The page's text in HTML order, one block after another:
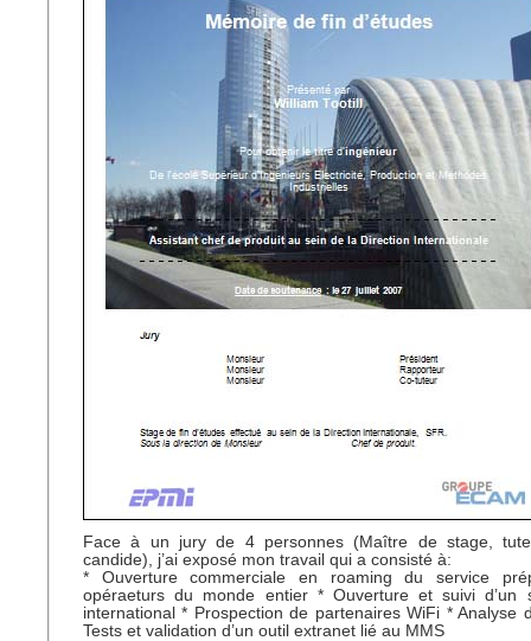
Face à un jury de 4 personnes (Maître de stage,
candide), j’ai exposé mon travail qui a consisté à:
* Ouverture commerciale en roaming du service
opéraeturs du monde entier * Ouverture et suivi d’un
international * Prospection de partenaires WiFi * Analyse
Tests et validation d’un outil extranet lié au MMS